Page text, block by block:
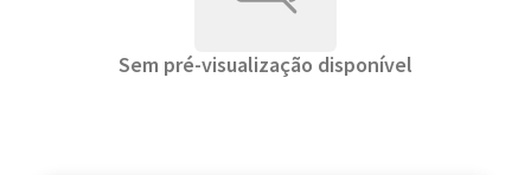
Sem pré-visualização disponível